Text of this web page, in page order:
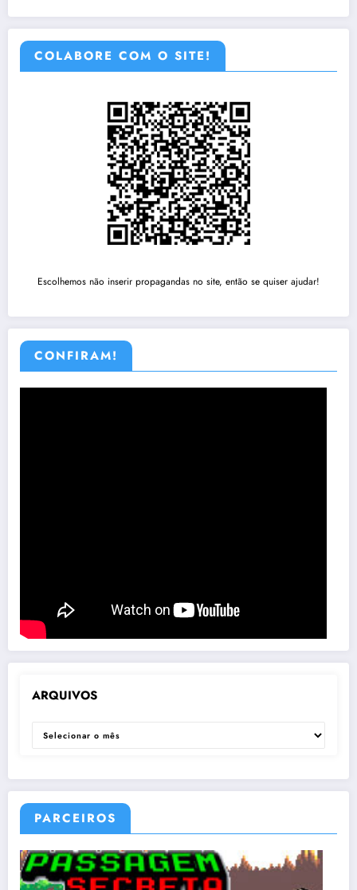
COLABORE COM O SITE!
Escolhemos não inserir propagandas no site, então se quiser ajudar!
CONFIRAM!
ARQUIVOS
ARQUIVOS
PARCEIROS